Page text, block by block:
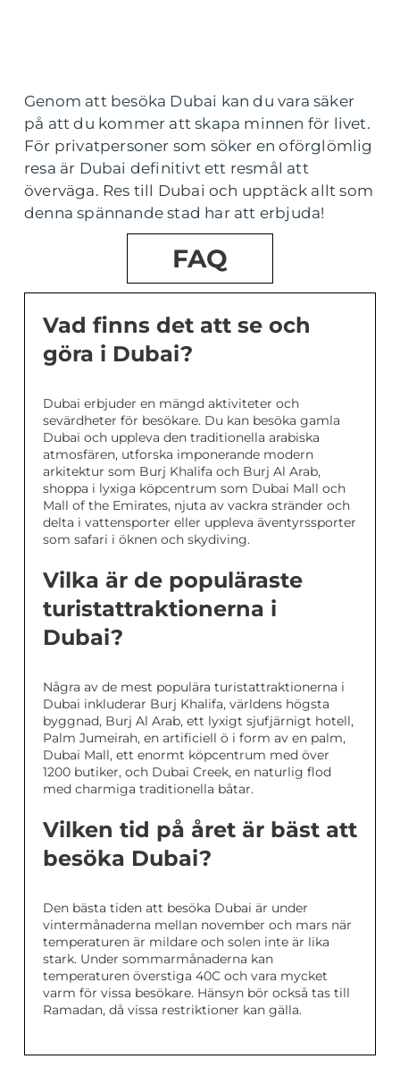
Genom att besöka Dubai kan du vara säker
på att du kommer att skapa minnen för livet.
För privatpersoner som söker en oförglömlig
resa är Dubai definitivt ett resmål att
överväga. Res till Dubai och upptäck allt som
denna spännande stad har att erbjuda!
FAQ
Vad finns det att se och
göra i Dubai?
Dubai erbjuder en mängd aktiviteter och
sevärdheter för besökare. Du kan besöka gamla
Dubai och uppleva den traditionella arabiska
atmosfären, utforska imponerande modern
arkitektur som Burj Khalifa och Burj Al Arab,
shoppa i lyxiga köpcentrum som Dubai Mall och
Mall of the Emirates, njuta av vackra stränder och
delta i vattensporter eller uppleva äventyrssporter
som safari i öknen och skydiving.
Vilka är de populäraste
turistattraktionerna i
Dubai?
Några av de mest populära turistattraktionerna i
Dubai inkluderar Burj Khalifa, världens högsta
byggnad, Burj Al Arab, ett lyxigt sjufjärnigt hotell,
Palm Jumeirah, en artificiell ö i form av en palm,
Dubai Mall, ett enormt köpcentrum med över
1200 butiker, och Dubai Creek, en naturlig flod
med charmiga traditionella båtar.
Vilken tid på året är bäst att
besöka Dubai?
Den bästa tiden att besöka Dubai är under
vintermånaderna mellan november och mars när
temperaturen är mildare och solen inte är lika
stark. Under sommarmånaderna kan
temperaturen överstiga 40C och vara mycket
varm för vissa besökare. Hänsyn bör också tas till
Ramadan, då vissa restriktioner kan gälla.